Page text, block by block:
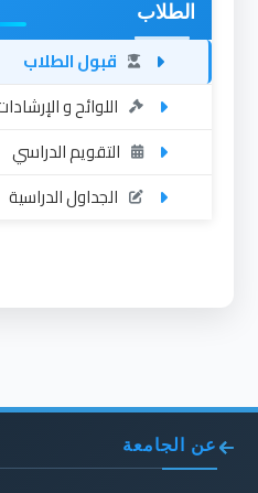
الطلاب
قبول الطلاب
اللوائح و
التقويم الدراسي
الجداول الدراسية
عن الجامعة